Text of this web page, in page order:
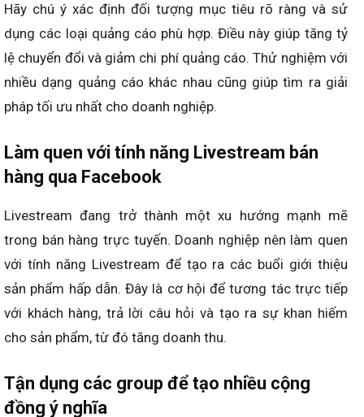
Hãy chú ý xác định đối tượng mục tiêu rõ ràng và sử
dụng các loại quảng cáo phù hợp. Điều này giúp tăng tỷ
lệ chuyển đổi và giảm chi phí quảng cáo. Thử nghiệm với
nhiều dạng quảng cáo khác nhau cũng giúp tìm ra giải
pháp tối ưu nhất cho doanh nghiệp.
Làm quen với tính năng Livestream bán
hàng qua Facebook
Livestream đang trở thành một xu hướng mạnh mẽ
trong bán hàng trực tuyến. Doanh nghiệp nên làm quen
với tính năng Livestream để tạo ra các buổi giới thiệu
sản phẩm hấp dẫn. Đây là cơ hội để tương tác trực tiếp
với khách hàng, trả lời câu hỏi và tạo ra sự khan hiếm
cho sản phẩm, từ đó tăng doanh thu.
Tận dụng các group để tạo nhiều cộng
đồng ý nghĩa